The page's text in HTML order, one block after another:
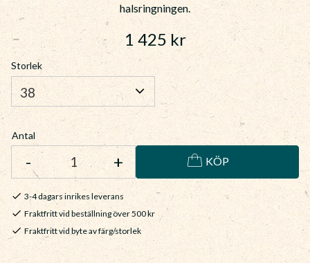
halsringningen.
1 425kr
Storlek
Antal
+
- KÖP
3-4 dagars inrikes leverans
Fraktfritt vid beställning över 500 kr
Fraktfritt vid byte av färg/storlek